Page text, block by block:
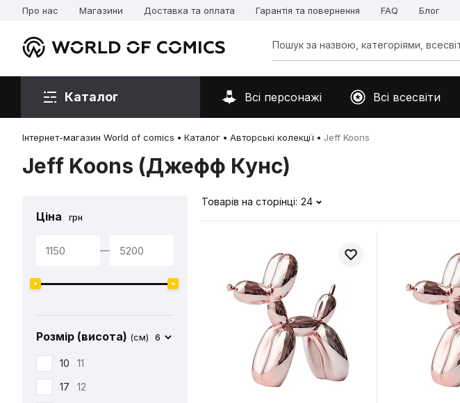
Про нас Магазини Доставка та оплата Гарантія та повернення FAQ Блог
Каталог Всі персонажі Всі всесвіти
Інтернет-магазин World of comics Каталог Авторські колекції Jeff Koons
Jeff Koons (Джефф Кунс)
Ціна грн
—
Розмір (висота) (см) 6
10
11
17
12
Товарів на сторінці: 24